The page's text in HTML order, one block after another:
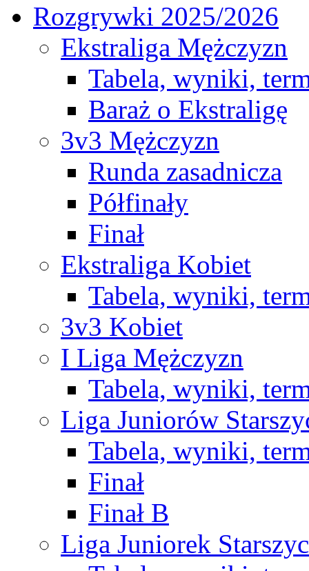
Rozgrywki 2025/2026
Ekstraliga Mężczyzn
Tabela, wyniki,
Baraż o Ekstraligę
3v3 Mężczyzn
Runda zasadnicza
Półfinały
Finał
Ekstraliga Kobiet
Tabela, wyniki,
3v3 Kobiet
I Liga Mężczyzn
Tabela, wyniki,
Liga Juniorów
Tabela, wyniki,
Finał
Finał B
Liga Juniorek